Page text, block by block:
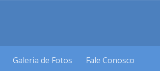
Galeria de Fotos Fale Conosco